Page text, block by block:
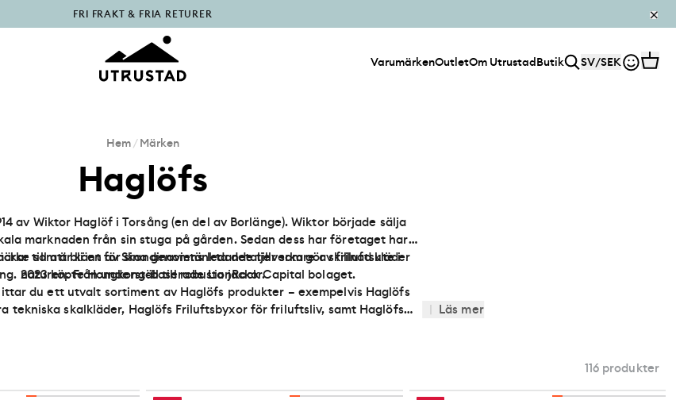
PÅFYLLT I OUTLET
VarumärkenOutletOm UtrustadButik SV/SEK
Hem/Märken
Haglöfs
av Wiktor Haglöf i Torsång (en del av Borlänge). Wiktor började sälja
marknaden från sin stuga på gården. Sedan dess har företaget har
till att bli en av Skandinaviens ledande tillverkare av friluftskläder
2023 köpte Hongkong-baserade LionRock Capital bolaget.
som är känt för sina genomtänkta detaljer som gör skillnad ute i
naturen. Från underställ till robusta jackor.
du ett utvalt sortiment av Haglöfs produkter – exempelvis Haglöfs
tekniska skalkläder, Haglöfs Friluftsbyxorför friluftsliv, samt Haglöfs
| Läs mer
116 produkter